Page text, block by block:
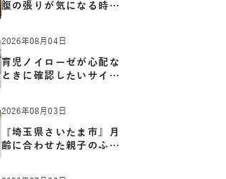
腹の張りが気になる時に
知っ…
2026年08月04日
育児ノイローゼが心配な
ときに確認したいサイン
と心…
2026年08月03日
『埼玉県さいたま市』月
齢に合わせた親子のふれ
あい…